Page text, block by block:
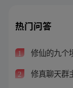
热门问答
1 修仙的九个
2 修真聊天群